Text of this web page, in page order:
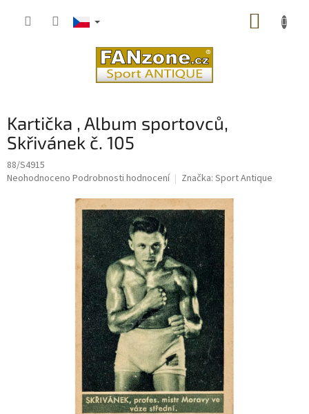
Kartička , Album sportovců,
Skřivánek č. 105
88/S4915
Průměrné
Neohodnoceno Podrobnosti hodnocení Značka: Sport Antique